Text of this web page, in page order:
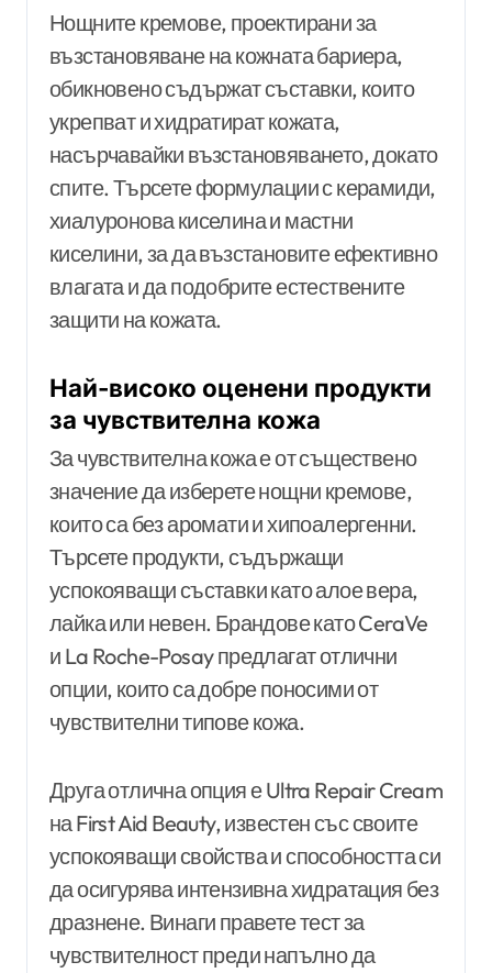
Нощните кремове, проектирани за
възстановяване на кожната бариера,
обикновено съдържат съставки, които
укрепват и хидратират кожата,
насърчавайки възстановяването, докато
спите. Търсете формулации с керамиди,
хиалуронова киселина и мастни
киселини, за да възстановите ефективно
влагата и да подобрите естествените
защити на кожата.
Най-високо оценени продукти
за чувствителна кожа
За чувствителна кожа е от съществено
значение да изберете нощни кремове,
които са без аромати и хипоалергенни.
Търсете продукти, съдържащи
успокояващи съставки като алое вера,
лайка или невен. Брандове като CeraVe
и La Roche-Posay предлагат отлични
опции, които са добре поносими от
чувствителни типове кожа.
Друга отлична опция е Ultra Repair Cream
на First Aid Beauty, известен със своите
успокояващи свойства и способността си
да осигурява интензивна хидратация без
дразнене. Винаги правете тест за
чувствителност преди напълно да